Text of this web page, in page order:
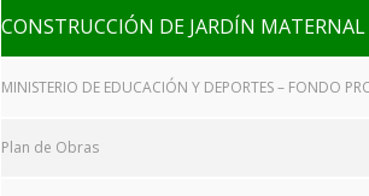
CONSTRUCCIÓN DE JARDÍN MATERNAL
MINISTERIO DE EDUCACIÓN Y DEPORTES – FONDO
Plan de Obras